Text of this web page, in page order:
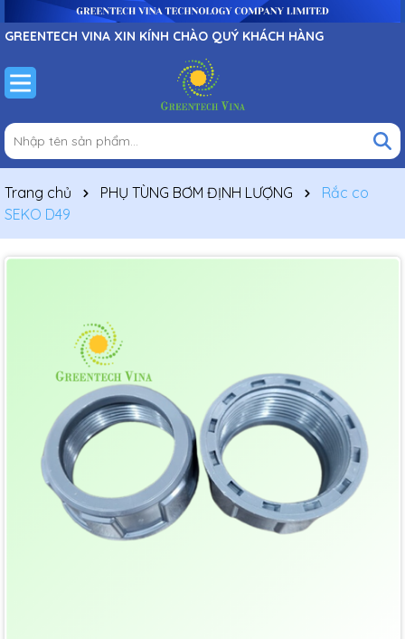
GREENTECH VINA XIN KÍNH CHÀO QUÝ KHÁCH HÀNG
Trang chủ PHỤ TÙNG BƠM ĐỊNH LƯỢNG
Rắc co
SEKO D49